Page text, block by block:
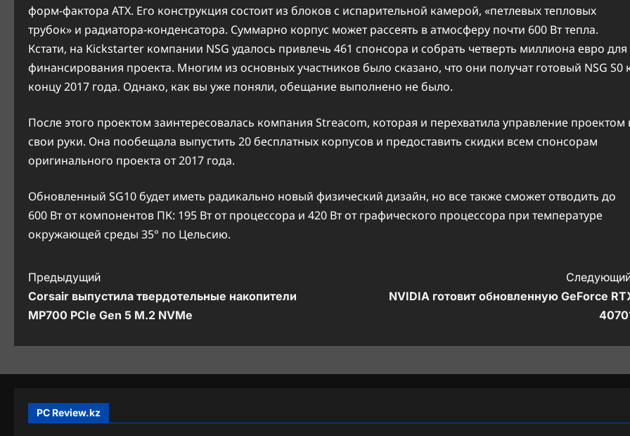
форм-фактора ATX. Его конструкция состоит из блоков с испарительной камерой, «петлевых тепловых
трубок» и радиатора-конденсатора. Суммарно корпус может рассеять в атмосферу почти 600 Вт тепла.
Кстати, на Kickstarter компании NSG удалось привлечь 461 спонсора и собрать четверть миллиона евро для
финансирования проекта. Многим из основных участников было сказано, что они получат готовый NSG S0
концу 2017 года. Однако, как вы уже поняли, обещание выполнено не было.
После этого проектом заинтересовалась компания Streacom, которая и перехватила управление проектом
свои руки. Она пообещала выпустить 20 бесплатных корпусов и предоставить скидки всем спонсорам
оригинального проекта от 2017 года.
Обновленный SG10 будет иметь радикально новый физический дизайн, но все также сможет отводить до
600 Вт от компонентов ПК: 195 Вт от процессора и 420 Вт от графического процессора при температуре
окружающей среды 35° по Цельсию.
Н
а
г
а
Предыдущий
Corsair выпустила твердотельные накопители
MP700 PCIe Gen 5 M.2 NVMe
NVIDIA готовит обновленную GeForce
PC Review.kz